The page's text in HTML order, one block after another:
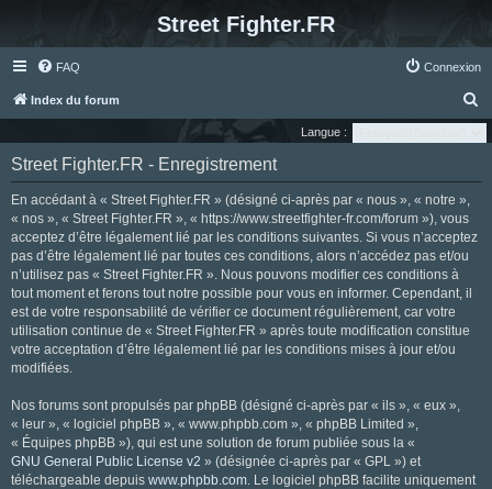
Street Fighter.FR
FAQ Connexion
Index du forum
e
Langue :
Street Fighter.FR - Enregistrement
En accédant à « Street Fighter.FR » (désigné ci-après par « nous », « notre »,
« nos », « Street Fighter.FR », « https://www.streetfighter-fr.com/forum »), vous
acceptez d’être légalement lié par les conditions suivantes. Si vous n’acceptez
pas d’être légalement lié par toutes ces conditions, alors n’accédez pas et/ou
n’utilisez pas « Street Fighter.FR ». Nous pouvons modifier ces conditions à
tout moment et ferons tout notre possible pour vous en informer. Cependant, il
est de votre responsabilité de vérifier ce document régulièrement, car votre
utilisation continue de « Street Fighter.FR » après toute modification constitue
votre acceptation d’être légalement lié par les conditions mises à jour et/ou
modifiées.
Nos forums sont propulsés par phpBB (désigné ci-après par « ils », « eux »,
« leur », « logiciel phpBB », « www.phpbb.com », « phpBB Limited »,
« Équipes phpBB »), qui est une solution de forum publiée sous la «
GNU General Public License v2 » (désignée ci-après par « GPL ») et
téléchargeable depuis www.phpbb.com. Le logiciel phpBB facilite uniquement